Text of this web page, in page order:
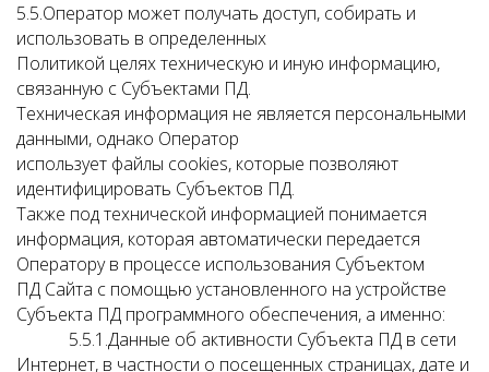
5.5.Оператор может получать доступ, собирать и
использовать в определенных
Политикой целях техническую и иную информацию,
связанную с Субъектами ПД.
Техническая информация не является персональными
данными, однако Оператор
использует файлы cookies, которые позволяют
идентифицировать Субъектов ПД.
Также под технической информацией понимается
информация, которая автоматически передается
Оператору в процессе использования Субъектом
ПД Сайта с помощью установленного на устройстве
Субъекта ПД программного обеспечения, а именно:
5.5.1.Данные об активности Субъекта ПД в сети
Интернет, в частности о посещенных страницах, дате и